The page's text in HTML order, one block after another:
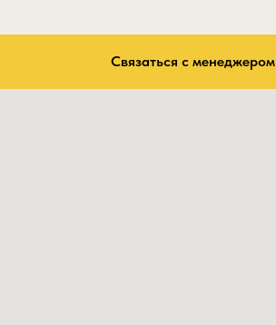
Связаться с менеджером